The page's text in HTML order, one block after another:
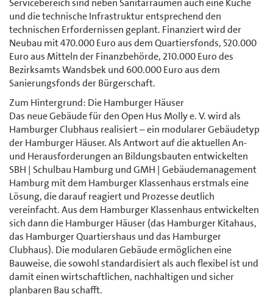
Servicebereich sind neben Sanitärräumen auch eine Küche
und die technische Infrastruktur entsprechend den
technischen Erfordernissen geplant. Finanziert wird der
Neubau mit 470.000 Euro aus dem Quartiersfonds, 520.000
Euro aus Mitteln der Finanzbehörde, 210.000 Euro des
Bezirksamts Wandsbek und 600.000 Euro aus dem
Sanierungsfonds der Bürgerschaft.
Zum Hintergrund: Die Hamburger Häuser
Das neue Gebäude für den Open Hus Molly e. V. wird als
Hamburger Clubhaus realisiert – ein modularer Gebäudetyp
der Hamburger Häuser. Als Antwort auf die aktuellen An-
und Herausforderungen an Bildungsbauten entwickelten
SBH | Schulbau Hamburg und GMH | Gebäudemanagement
Hamburg mit dem Hamburger Klassenhaus erstmals eine
Lösung, die darauf reagiert und Prozesse deutlich
vereinfacht. Aus dem Hamburger Klassenhaus entwickelten
sich dann die Hamburger Häuser (das Hamburger Kitahaus,
das Hamburger Quartiershaus und das Hamburger
Clubhaus). Die modularen Gebäude ermöglichen eine
Bauweise, die sowohl standardisiert als auch flexibel ist und
damit einen wirtschaftlichen, nachhaltigen und sicher
planbaren Bau schafft.